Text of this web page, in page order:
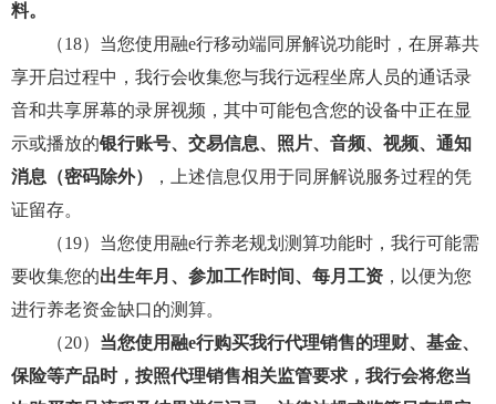
料。
（18）当您使用融e行移动端同屏解说功能时，在屏幕共
享开启过程中，我行会收集您与我行远程坐席人员的通话录
音和共享屏幕的录屏视频，其中可能包含您的设备中正在显
示或播放的银行账号、交易信息、照片、音频、视频、通知
消息（密码除外）
，上述信息仅用于同屏解说服务过程的凭
证留存。
（19）当您使用融e行养老规划测算功能时，我行可能需
要收集您的出生年月、参加工作时间、每月工资 ，以便为您
进行养老资金缺口的测算。
（20） 当您使用融e行购买我行代理销售的理财、基金、
保险等产品时，按照代理销售相关监管要求，我行会将您当